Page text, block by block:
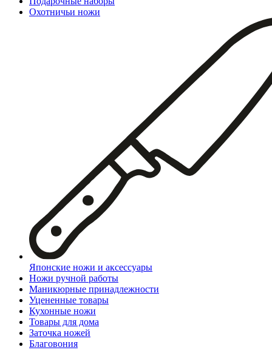
Охотничьи ножи
Японские ножи и аксессуары
Ножи ручной работы
Маникюрные принадлежности
Уцененные товары
Кухонные ножи
Товары для дома
Заточка ножей
Благовония